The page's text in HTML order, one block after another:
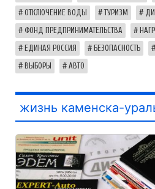
ОТКЛЮЧЕНИЕ ВОДЫ ТУРИЗМ
ФОНД ПРЕДПРИНИМАТЕЛЬСТВА
ЕДИНАЯ РОССИЯ БЕЗОПАСНОСТЬ
ВЫБОРЫ АВТО
жизнь каменска-